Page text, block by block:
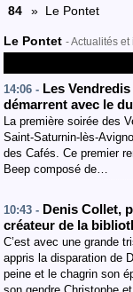
84
» Le Pontet
Le Pontet - Actualités
14:06 - Les
démarrent avec le
La première soirée des
Saint-Saturnin-lès-
des Cafés. Ce premier
Beep composé de…
10:43 - Denis Collet,
créateur de la
C’est avec une grande
appris la disparation de
peine et le chagrin son